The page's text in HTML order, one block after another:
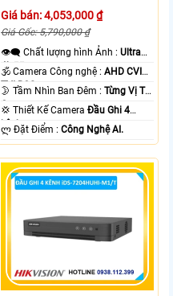
Giá bán: 4,053,000 ₫
Giá Gốc: 5,790,000 ₫
👁️‍🗨 Chất lượng hình Ảnh :Ultra
4k 👍🏾 .
🕉️ Camera Công nghệ :AHD CVI
TVI BCS.
🌛 Tầm Nhìn Ban Đêm :Từng Vị Trí
Camera .
💢 Thiết Kế CameraĐầu Ghi 4
kênh.
️ლ Đặt Điểm :Công Nghệ AI.